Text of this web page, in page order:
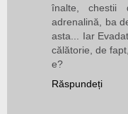
înalte, chestii
adrenalină, ba
asta... Iar
călătorie, de
e?
Răspundeți